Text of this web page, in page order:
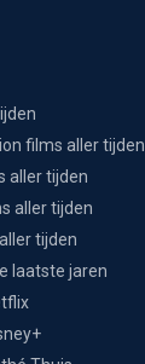
films aller tijden
aller tijden
aller tijden
tijden
laatste jaren